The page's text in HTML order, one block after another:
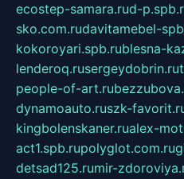
ecostep-samara.rud-
sko.com.rudavitamebel-
kokoroyari.spb.rublesna-
lenderoq.rusergeydobrin.ru
people-of-art.ru
dynamoauto.ruszk-
kingbolenskaner.rualex-
act1.spb.rupolyglot.com.ru
detsad125.rumir-